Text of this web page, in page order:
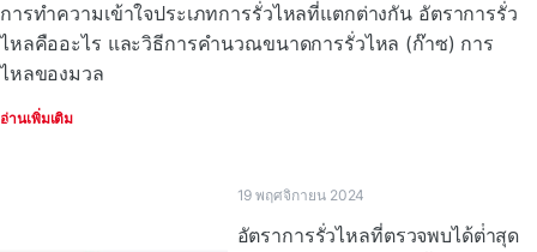
การทําความเข้าใจประเภทการรั่วไหลที่แตกต่างกัน อัตราการรั่ว
ไหลคืออะไร และวิธีการคํานวณขนาดการรั่วไหล (ก๊าซ) การ
ไหลของมวล
อ่านเพิ่มเติม
19 พฤศจิกายน 2024
อัตราการรั่วไหลที่ตรวจพบได้ต่ําสุด